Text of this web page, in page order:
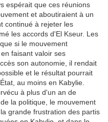
espérait que ces réunions
et aboutiraient à un
continué à rejeter les
les accords d'El Kseur. Les
si le mouvement
faisant valoir ses
son autonomie, il rendait
et le résultat pourrait
au moins en Kabylie.
à plus d'un an de
la politique, le mouvement
grande frustration des partis